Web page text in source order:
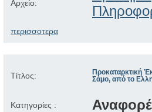
Αρχείο:
περισσοτερα
Τίτλος:
Προκαταρκτική
Σάμο, από το
Κατηγορίες :